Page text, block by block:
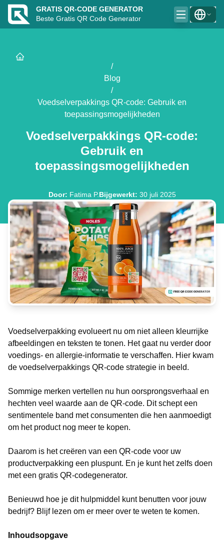
GRATIS QR-CODE GENERATOR
Beste Gratis QR Code Generator
/
Blog
/
Voedselverpakkings QR-code: Gebruik en
toepassingsmogelijkheden
Voedselverpakkings QR-code:
Gebruik en
toepassingsmogelijkheden
Door: Fatima P.Bijgewerkt: 30 juli 2025
Voedselverpakking evolueert nu om niet alleen kleurrijke
afbeeldingen en teksten te tonen. Het gaat nu verder door
voedings- en allergie-informatie te verschaffen. Hier kwam
de voedselverpakkings QR-code strategie in beeld.
Sommige merken vertellen nu hun oorsprongsverhaal en
hechten veel waarde aan de QR-code. Dit schept een
sentimentele band met consumenten die hen aanmoedigt
om het product nog meer te kopen.
Daarom is het creëren van een QR-code voor uw
productverpakking een pluspunt. En je kunt het zelfs doen
met een gratis QR-codegenerator.
Benieuwd hoe je dit hulpmiddel kunt benutten voor jouw
bedrijf? Blijf lezen om er meer over te weten te komen.
Inhoudsopgave